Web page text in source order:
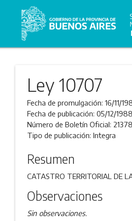
Ley 10707
Fecha de promulgación: 16/11/
Fecha de publicación: 05/12/1988
Número de Boletín Oficial: 21378
Tipo de publicación: Integra
Resumen
CATASTRO TERRITORIAL DE
Observaciones
Sin observaciones.